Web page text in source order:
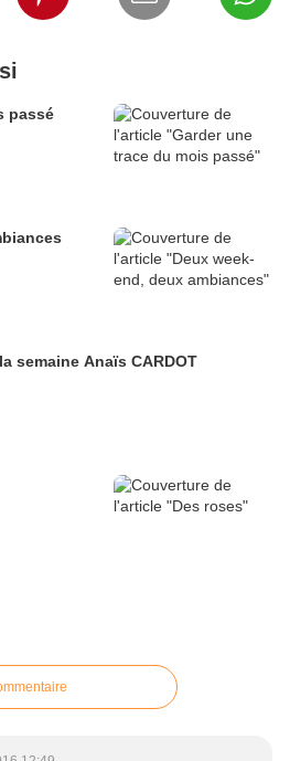
passé
semaine Anaïs CARDOT